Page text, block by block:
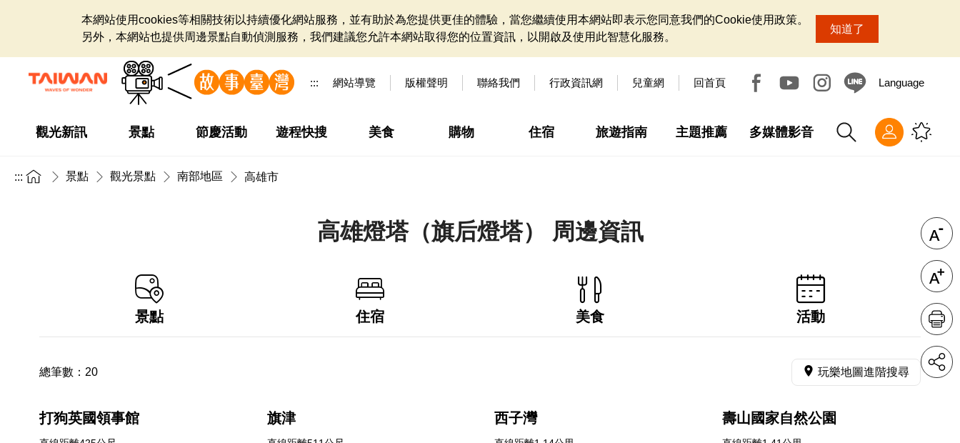
本網站使用cookies等相關技術以持續優化網站服務，並有助於為您提供更佳的體驗，當您繼續使用本網站即表示您同意我們的Cookie使用政策。
另外，本網站也提供周邊景點自動偵測服務，我們建議您允許本網站取得您的位置資訊，以開啟及使用此智慧化服務。
知道了
::: 網站導覽 版權聲明 聯絡我們 行政資訊網 兒童網 回首頁 Language
觀光新訊 景點 節慶活動 遊程快搜 美食 購物 住宿 旅遊指南 主題推薦 多媒體影音
::: 景點 觀光景點 南部地區 高雄市
高雄燈塔（旗后燈塔） 周邊資訊
景點 住宿 美食 活動
總筆數： 20 玩樂地圖進階搜尋
打狗英國領事館 旗津 西子灣 壽山國家自然公園